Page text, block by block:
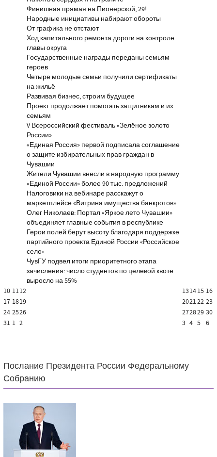
Финишная прямая на Пионерской, 29!
Народные инициативы набирают обороты
От графика не отстают
Ход капитального ремонта дороги на контроле
главы округа
Государственные награды переданы семьям
героев
Четыре молодые семьи получили сертификаты
на жильё
Развивая бизнес, строим будущее
Проект продолжает помогать защитникам и их
семьям
V Всероссийский фестиваль «Зелёное золото
России»
«Единая Россия» первой подписала соглашение
о защите избирательных прав граждан в
Чувашии
Жители Чувашии внесли в народную программу
«Единой России» более 90 тыс. предложений
Налоговики на вебинаре расскажут о
маркетплейсе «Витрина имущества банкротов»
Олег Николаев: Портал «Яркое лето Чувашии»
объединяет главные события в республике
Герои полей берут высоту благодаря поддержке
партийного проекта Единой России «Российское
село»
ЧувГУ подвел итоги приоритетного этапа
зачисления: число студентов по целевой квоте
выросло на 55%
10 1112 131415 16
17 1819 202122 23
24 2526 272829 30
31 1 2 3 4 5 6
Послание Президента России Федеральному
Собранию